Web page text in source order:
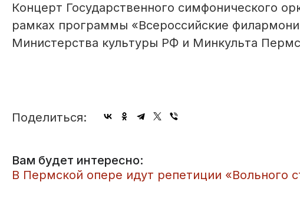
Концерт Государственного симфонического
рамках программы «Всероссийские
Министерства культуры РФ и Минкульта
Поделиться:
Вам будет интересно:
​В Пермской опере идут репетиции «Вольного